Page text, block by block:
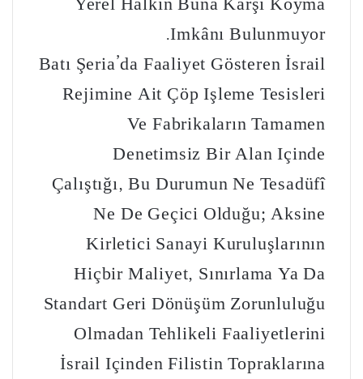
Yerel Halkın Buna Karşı Koyma
Imkânı Bulunmuyor.
Batı Şeria’da Faaliyet Gösteren İsrail
Rejimine Ait Çöp Işleme Tesisleri
Ve Fabrikaların Tamamen
Denetimsiz Bir Alan Içinde
Çalıştığı, Bu Durumun Ne Tesadüfî
Ne De Geçici Olduğu; Aksine
Kirletici Sanayi Kuruluşlarının
Hiçbir Maliyet, Sınırlama Ya Da
Standart Geri Dönüşüm Zorunluluğu
Olmadan Tehlikeli Faaliyetlerini
İsrail Içinden Filistin Topraklarına